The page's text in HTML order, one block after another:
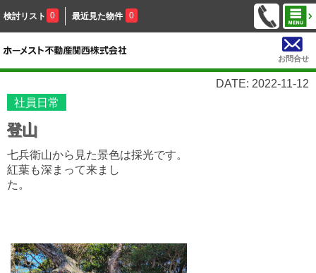
検討リスト 0 最近見た物件 0
お問合せ
DATE: 2022-11-12
社員日常
登山
七兵衛山から見た景色は採光です。
紅葉も深まって来まし
た。